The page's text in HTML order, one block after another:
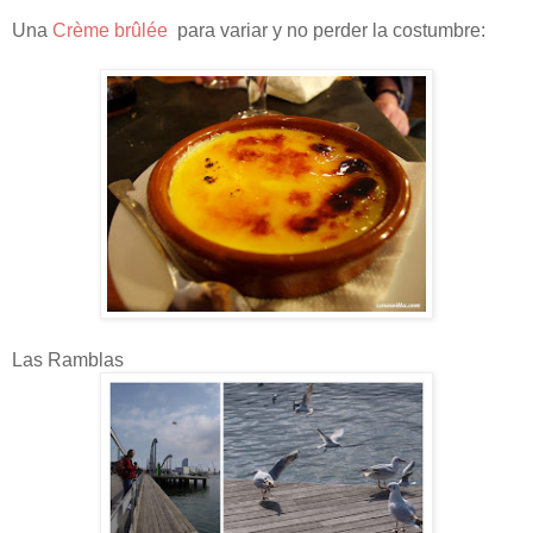
Una Crème brûlée para variar y no perder la costumbre:
Las Ramblas